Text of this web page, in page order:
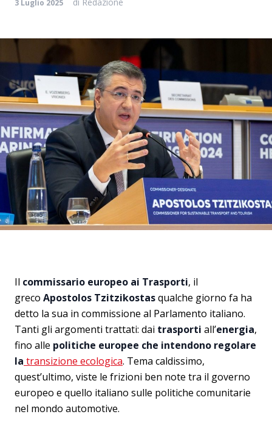
3 Luglio 2025
Il commissario europeo ai Trasporti, il
greco Apostolos Tzitzikostasqualche giorno fa ha
detto la sua in commissione al Parlamento italiano.
Tanti gli argomenti trattati: dai trasporti all’energia,
fino alle politiche europee che intendono regolare
la transizione ecologica. Tema caldissimo,
quest’ultimo, viste le frizioni ben note tra il governo
europeo e quello italiano sulle politiche comunitarie
nel mondo automotive.